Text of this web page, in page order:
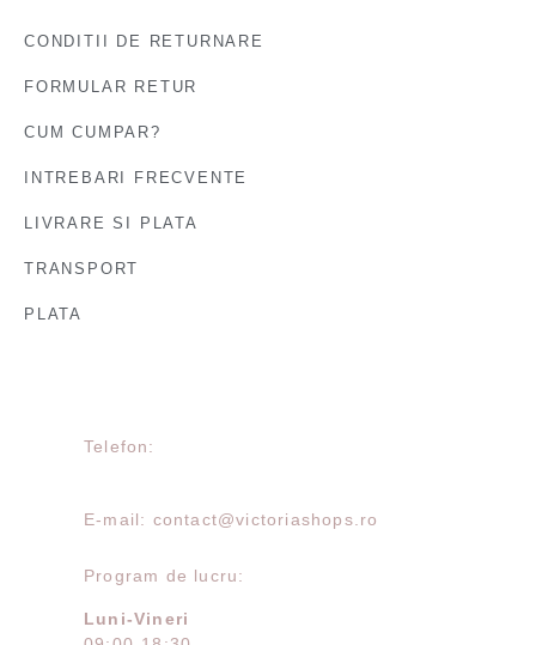
CONDITII DE RETURNARE
FORMULAR RETUR
CUM CUMPAR?
INTREBARI FRECVENTE
LIVRARE SI PLATA
TRANSPORT
PLATA
Telefon:
E-mail: contact@victoriashops.ro
Program de lucru:
Luni-Vineri